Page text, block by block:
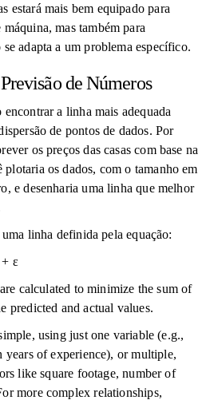
estará mais bem equipado para
mas também para
adapta a um problema específico.
de Números
a linha mais adequada
de pontos de dados. Por
os preços das casas com base na
plotaria os dados, com o tamanho em
e desenharia uma linha que melhor
linha definida pela equação:
ε
calculated to minimize the sum of
predicted and actual values.
using just one variable (e.g.,
years of experience), or multiple,
like square footage, number of
more complex relationships,